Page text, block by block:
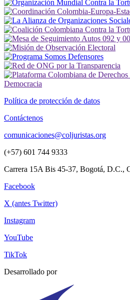
Política de protección de datos
Contáctenos
comunicaciones@coljuristas.org
(+57) 601 744 9333
Carrera 15A Bis 45-37, Bogotá, D.C.,
Facebook
X (antes Twitter)
Instagram
YouTube
TikTok
Desarrollado por